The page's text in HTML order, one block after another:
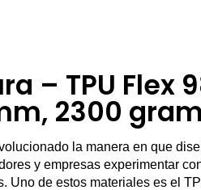
– TPU Flex
2300
la manera en que
y empresas experimentar
Uno de estos materiales es el